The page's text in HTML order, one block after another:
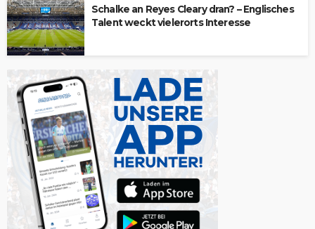
Schalke an Reyes Cleary dran? – Englisches
Talent weckt vielerorts Interesse